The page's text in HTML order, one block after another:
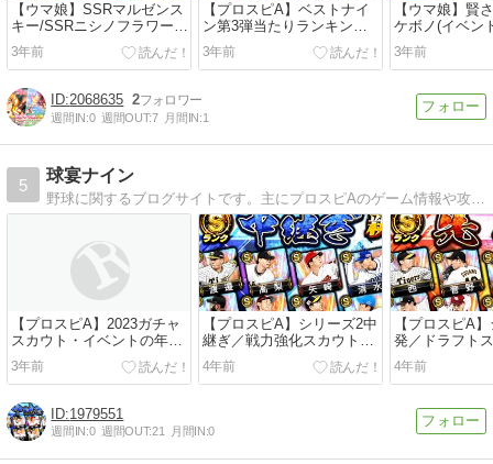
【ウマ娘】SSRマルゼンス
キー/SSRニシノフラワーの
ガチャは引くべき？性能評
価まとめ(Umamusume)
3年前
【プロスピA】ベストナイ
ン第3弾当たりランキング
と各選手評価(プロ野球スピ
リッツA)
3年前
【ウマ娘】賢
ケボノ(イベン
能評価まとめ
(Umamusume)
3年前
2068635 2
週間IN:0 週間OUT:7 月間IN:1
5
球宴ナイン
野球に関するブログサイトです。主にプロスピAのゲーム情報や攻略を更新しています。
【プロスピA】2023ガチャ
スカウト・イベントの年間
スケジュール＆次回予想一
覧【最新版】
3年前
【プロスピA】シリーズ2中
継ぎ／戦力強化スカウト
（2022年12月19日）当たり
選手と評価ランキング【ま
とめ速報】
4年前
【プロスピA
発／ドラフト
（2022年12月
選手と評価ラ
とめ速報】
4年前
1979551
週間IN:0 週間OUT:21 月間IN:0